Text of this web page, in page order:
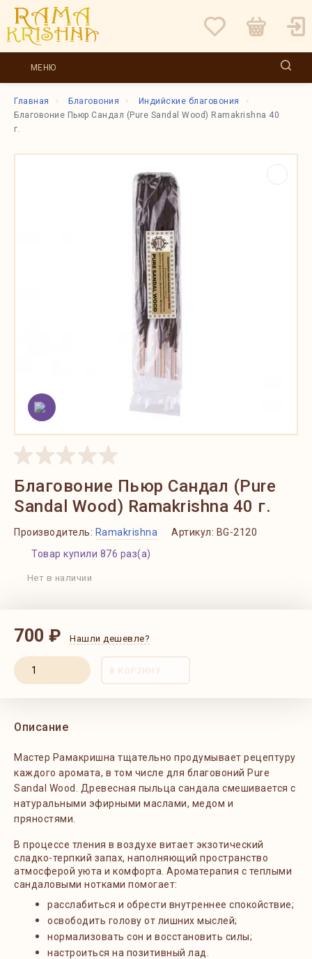
МЕНЮ
Главная Благовония
Индийские благовония
Благовоние Пьюр Сандал (Pure Sandal Wood) Ramakrishna 40
г.
Благовоние Пьюр Сандал (Pure
Sandal Wood) Ramakrishna 40 г.
Производитель: Ramakrishna Артикул: BG-2120
Товар купили 876 раз(а)
Нет в наличии
700 ₽ Нашли дешевле?
В КОРЗИНУ
Описание
Мастер Рамакришна тщательно продумывает рецептуру
каждого аромата, в том числе для благовоний Pure
Sandal Wood. Древесная пыльца сандала смешивается с
натуральными эфирными маслами, медом и
пряностями.
В процессе тления в воздухе витает экзотический
сладко-терпкий запах, наполняющий пространство
атмосферой уюта и комфорта. Ароматерапия с теплыми
сандаловыми нотками помогает:
расслабиться и обрести внутреннее спокойствие;
освободить голову от лишних мыслей;
нормализовать сон и восстановить силы;
настроиться на позитивный лад.